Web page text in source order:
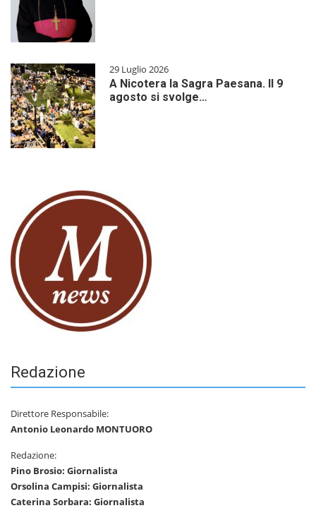
29 Luglio 2026
A Nicotera la Sagra Paesana. Il 9
agosto si svolge…
Redazione
Direttore Responsabile:
Antonio Leonardo MONTUORO
Redazione:
Pino Brosio: Giornalista
Orsolina Campisi: Giornalista
Caterina Sorbara: Giornalista